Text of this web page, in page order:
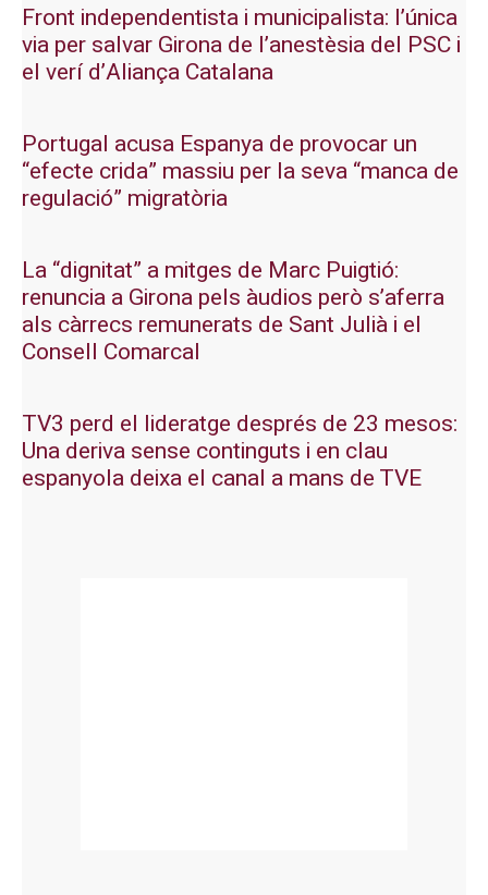
Front independentista i municipalista: l’única
via per salvar Girona de l’anestèsia del PSC i
el verí d’Aliança Catalana
Portugal acusa Espanya de provocar un
“efecte crida” massiu per la seva “manca de
regulació” migratòria
La “dignitat” a mitges de Marc Puigtió:
renuncia a Girona pels àudios però s’aferra
als càrrecs remunerats de Sant Julià i el
Consell Comarcal
TV3 perd el lideratge després de 23 mesos:
Una deriva sense continguts i en clau
espanyola deixa el canal a mans de TVE